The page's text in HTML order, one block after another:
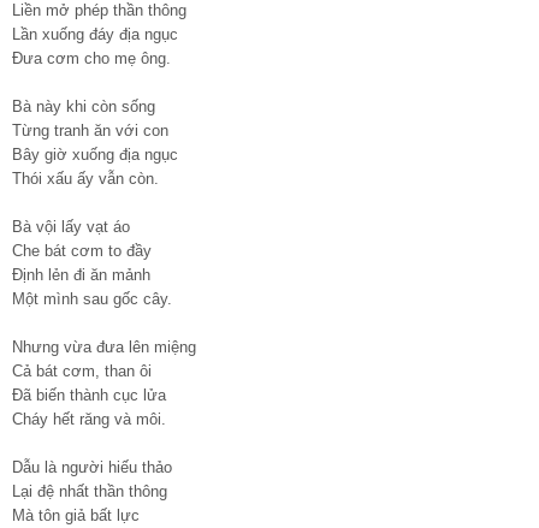
Liền mở phép thần thông
Lần xuống đáy địa ngục
Đưa cơm cho mẹ ông.
Bà này khi còn sống
Từng tranh ăn với con
Bây giờ xuống địa ngục
Thói xấu ấy vẫn còn.
Bà vội lấy vạt áo
Che bát cơm to đầy
Định lẻn đi ăn mảnh
Một mình sau gốc cây.
Nhưng vừa đưa lên miệng
Cả bát cơm, than ôi
Đã biến thành cục lửa
Cháy hết răng và môi.
Dẫu là người hiếu thảo
Lại đệ nhất thần thông
Mà tôn giả bất lực